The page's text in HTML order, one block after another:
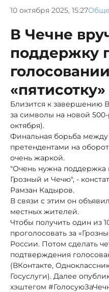
10 октября 2025, 15:27
В Чечне
поддержку
«пятисотку»
Близится к завершению
за символы на новой 500-
октября).
Финальная борьба
претендентами на
очень жаркой.
"Очень нужна поддержка
Грозный и Чечю", -
Рамзан Кадыров.
В связи с этим он
местных жителей.
Чтобы получить один из
проголосовать за
России. Потом сделать
подтверждения
(ВКонтакте,
Госуслуги). Далее
хэштегом